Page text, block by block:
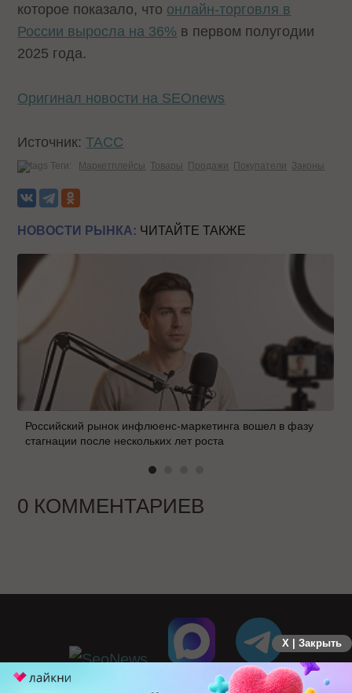
которое показало, что онлайн-торговля в
России выросла на 36% в первом полугодии
2025 года.
Оригинал новости на SEOnews
Источник:ТАСС
Теги: Маркетплейсы Товары Продажи Покупатели Законы
НОВОСТИ РЫНКА: ЧИТАЙТЕ ТАКЖЕ
Российский рынок инфлюенс-маркетинга вошел в фазу
стагнации после нескольких лет роста
0 КОММЕНТАРИЕВ
X | Закрыть
ПЕРЕЙТИ НА ПОЛНУЮ ВЕРСИЮ